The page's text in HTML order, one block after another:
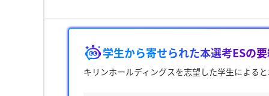
Vote
動画で知ろう！業界・
学生から寄せられた本選考ESの
キリンホールディングスを志望した学生による